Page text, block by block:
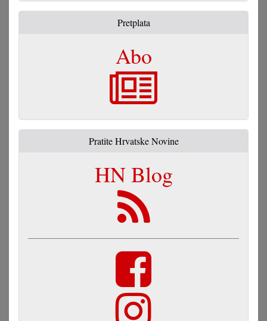
Pretplata
Abo
Pratite Hrvatske Novine
HN Blog